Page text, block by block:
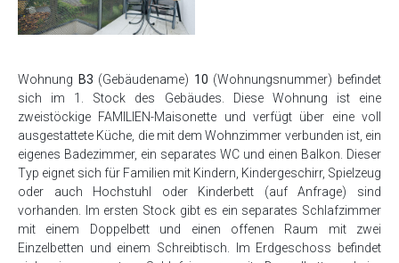
Wohnung B3 (Gebäudename) 10 (Wohnungsnummer) befindet
sich im 1. Stock des Gebäudes. Diese Wohnung ist eine
zweistöckige FAMILIEN-Maisonette und verfügt über eine voll
ausgestattete Küche, die mit dem Wohnzimmer verbunden ist, ein
eigenes Badezimmer, ein separates WC und einen Balkon. Dieser
Typ eignet sich für Familien mit Kindern, Kindergeschirr, Spielzeug
oder auch Hochstuhl oder Kinderbett (auf Anfrage) sind
vorhanden. Im ersten Stock gibt es ein separates Schlafzimmer
mit einem Doppelbett und einen offenen Raum mit zwei
Einzelbetten und einem Schreibtisch. Im Erdgeschoss befindet